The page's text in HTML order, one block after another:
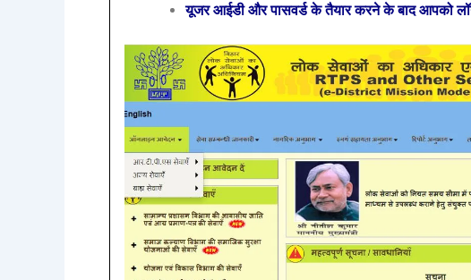
यूजर आईडी और पासवर्ड के तैयार करने के बाद आपको